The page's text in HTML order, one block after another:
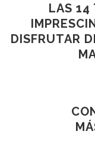
LAS 14
DISFRUTAR